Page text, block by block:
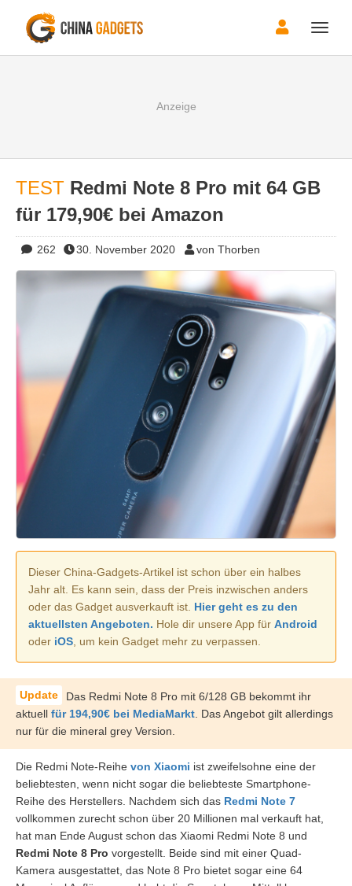
Toggle
TEST Redmi Note 8 Pro mit 64 GB
für 179,90€ bei Amazon
262 30. November 2020 von Thorben
Dieser China-Gadgets-Artikel ist schon über ein halbes
Jahr alt. Es kann sein, dass der Preis inzwischen anders
oder das Gadget ausverkauft ist. Hier geht es zu den
aktuellsten Angeboten. Hole dir unsere App für Android
oder iOS, um kein Gadget mehr zu verpassen.
Das Redmi Note 8 Pro mit 6/128 GB bekommt ihr
aktuell für 194,90€ bei MediaMarkt. Das Angebot gilt allerdings
nur für die mineral grey Version.
Die Redmi Note-Reihe von Xiaomi ist zweifelsohne eine der
beliebtesten, wenn nicht sogar die beliebteste Smartphone-
Reihe des Herstellers. Nachdem sich das Redmi Note 7
vollkommen zurecht schon über 20 Millionen mal verkauft hat,
hat man Ende August schon das Xiaomi Redmi Note 8 und
Redmi Note 8 Pro vorgestellt. Beide sind mit einer Quad-
Kamera ausgestattet, das Note 8 Pro bietet sogar eine 64